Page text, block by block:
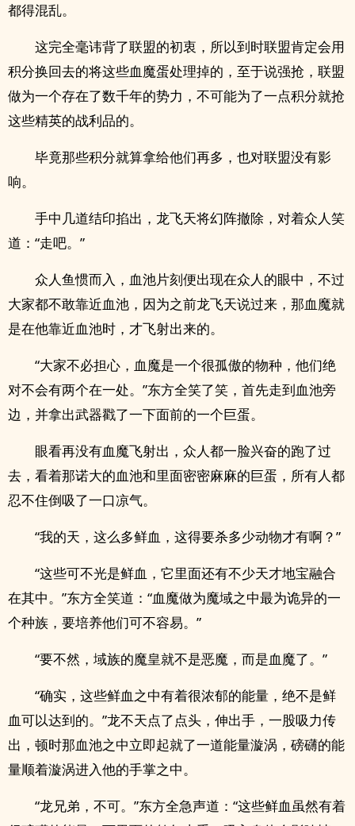
都得混乱。
这完全毫讳背了联盟的初衷，所以到时联盟肯定会用
积分换回去的将这些血魔蛋处理掉的，至于说强抢，联盟
做为一个存在了数千年的势力，不可能为了一点积分就抢
这些精英的战利品的。
毕竟那些积分就算拿给他们再多，也对联盟没有影
响。
手中几道结印掐出，龙飞天将幻阵撤除，对着众人笑
道：“走吧。”
众人鱼惯而入，血池片刻便出现在众人的眼中，不过
大家都不敢靠近血池，因为之前龙飞天说过来，那血魔就
是在他靠近血池时，才飞射出来的。
“大家不必担心，血魔是一个很孤傲的物种，他们绝
对不会有两个在一处。”东方全笑了笑，首先走到血池旁
边，并拿出武器戳了一下面前的一个巨蛋。
眼看再没有血魔飞射出，众人都一脸兴奋的跑了过
去，看着那诺大的血池和里面密密麻麻的巨蛋，所有人都
忍不住倒吸了一口凉气。
“我的天，这么多鲜血，这得要杀多少动物才有啊？”
“这些可不光是鲜血，它里面还有不少天才地宝融合
在其中。”东方全笑道：“血魔做为魔域之中最为诡异的一
个种族，要培养他们可不容易。”
“要不然，域族的魔皇就不是恶魔，而是血魔了。”
“确实，这些鲜血之中有着很浓郁的能量，绝不是鲜
血可以达到的。”龙不天点了点头，伸出手，一股吸力传
出，顿时那血池之中立即起就了一道能量漩涡，磅礴的能
量顺着漩涡进入他的手掌之中。
“龙兄弟，不可。”东方全急声道：“这些鲜血虽然有着